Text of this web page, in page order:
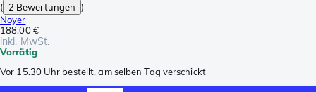
( 2 Bewertungen )
Noyer
188,00 €
inkl. MwSt.
Vorrätig
Vor 15.30 Uhr bestellt, am selben Tag verschickt